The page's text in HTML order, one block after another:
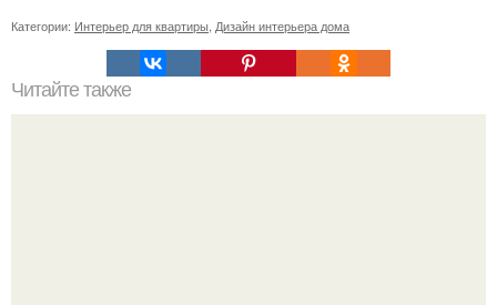
Категории: Интерьер для квартиры, Дизайн интерьера дома
Читайте также